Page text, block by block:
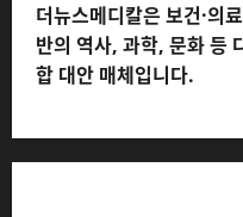
더뉴스메디칼은 보건·의
반의 역사, 과학, 문화 등
합 대안 매체입니다.